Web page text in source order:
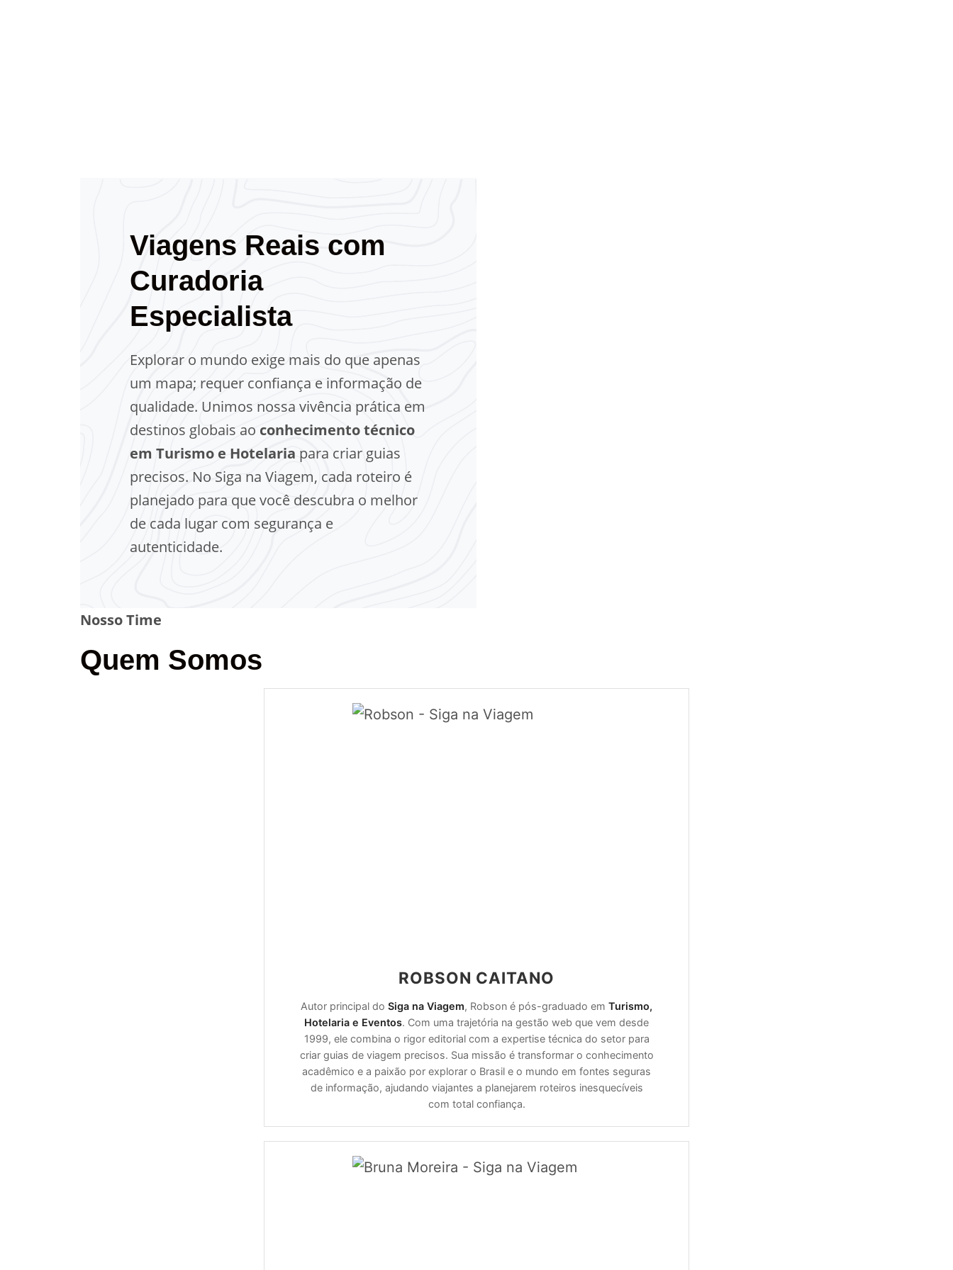
Viagens Reais com
Curadoria
Especialista
Explorar o mundo exige mais do que apenas
um mapa; requer confiança e informação de
qualidade. Unimos nossa vivência prática em
destinos globais ao conhecimento técnico
em Turismo e Hotelaria para criar guias
precisos. No Siga na Viagem, cada roteiro é
planejado para que você descubra o melhor
de cada lugar com segurança e
autenticidade.
Nosso Time
Quem Somos
ROBSON CAITANO
Autor principal do Siga na Viagem, Robson é pós-graduado em Turismo,
Hotelaria e Eventos. Com uma trajetória na gestão web que vem desde
1999, ele combina o rigor editorial com a expertise técnica do setor para
criar guias de viagem precisos. Sua missão é transformar o conhecimento
acadêmico e a paixão por explorar o Brasil e o mundo em fontes seguras
de informação, ajudando viajantes a planejarem roteiros inesquecíveis
com total confiança.